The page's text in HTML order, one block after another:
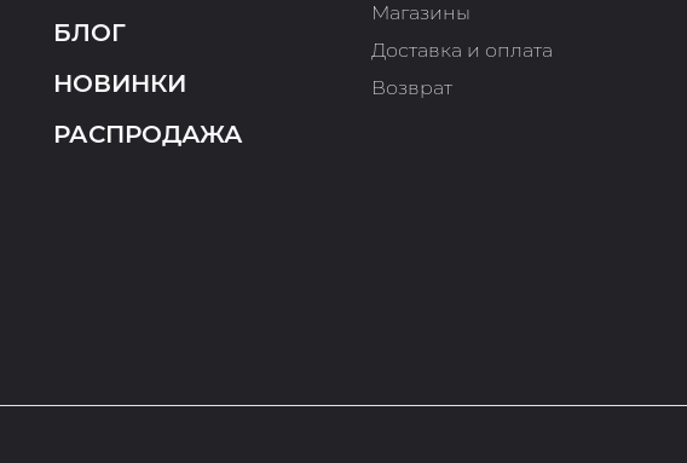
БЛОГ
НОВИНКИ
РАСПРОДАЖА
Магазины
Доставка и оплата
Возврат